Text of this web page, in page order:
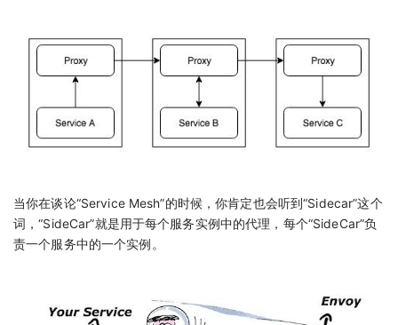
当你在谈论“Service Mesh”的时候，你肯定也会听到“Sidecar”这个
词，“SideCar”就是用于每个服务实例中的代理，每个“SideCar”负
责一个服务中的一个实例。